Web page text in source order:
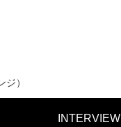
）
INTERVIEW